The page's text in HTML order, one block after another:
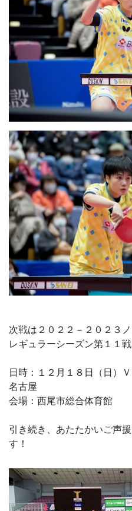
次戦は２０２２－２０２３
レギュラーシーズン第１１戦
日時：１２月１８日（日）
名古屋
会場：西尾市総合体育館
引き続き、あたたかいご声
す！